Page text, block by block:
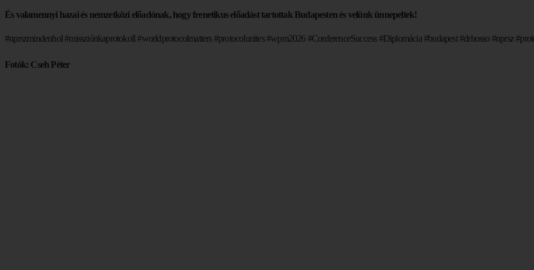
És valamennyi hazai és nemzetközi előadónak, hogy frenetikus előadást tartottak Budapesten és velünk ünnepeltek!
#nprszmindenhol #missziónkaprotokoll #worldprotocolmatters #protocolunites #wpm2026 #ConferenceSuccess #Diplomácia #budapest #drhosso #nprsz
Fotók: Cseh Péter